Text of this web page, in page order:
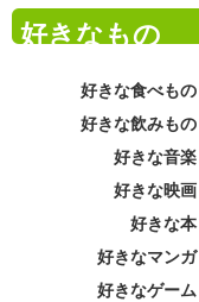
好きなもの
好きな食べもの
好きな飲みもの
好きな音楽
好きな映画
好きな本
好きなマンガ
好きなゲーム